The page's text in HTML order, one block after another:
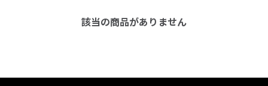
該当の商品がありません